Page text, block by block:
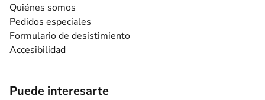
Quiénes somos
Pedidos especiales
Formulario de desistimiento
Accesibilidad
Puede interesarte